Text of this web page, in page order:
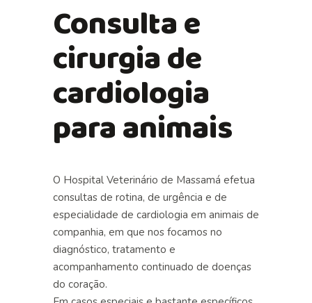
Consulta e
cirurgia de
cardiologia
para animais
O Hospital Veterinário de Massamá efetua
consultas de rotina, de urgência e de
especialidade de cardiologia em animais de
companhia, em que nos focamos no
diagnóstico, tratamento e
acompanhamento continuado de doenças
do coração.